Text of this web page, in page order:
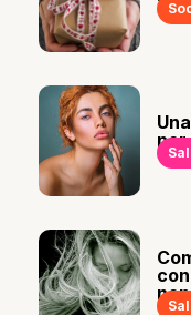
per